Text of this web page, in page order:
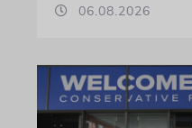
06.08.2026